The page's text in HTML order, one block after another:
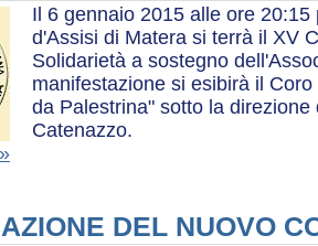
Il 6 gennaio 2015 alle ore
d'Assisi di Matera si terrà il XV
Solidarietà a sostegno
manifestazione si esibirà il
da Palestrina" sotto la
Catenazzo.
DEL NUOVO